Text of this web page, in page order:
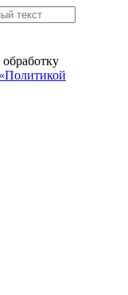
«Политикой